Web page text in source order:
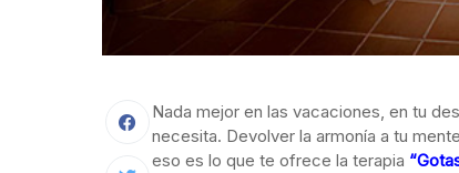
Nada mejor en las vacaciones, en tu
necesita. Devolver la armonía a tu
eso es lo que te ofrece la terapia